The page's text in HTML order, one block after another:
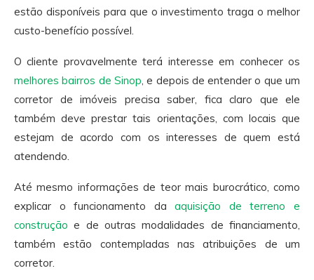
estão disponíveis para que o investimento traga o melhor
custo-benefício possível.
O cliente provavelmente terá interesse em conhecer os
melhores bairros de Sinop, e depois de entender o que um
corretor de imóveis precisa saber, fica claro que ele
também deve prestar tais orientações, com locais que
estejam de acordo com os interesses de quem está
atendendo.
Até mesmo informações de teor mais burocrático, como
explicar o funcionamento daaquisição de terreno e
construção e de outras modalidades de financiamento,
também estão contempladas nas atribuições de um
corretor.